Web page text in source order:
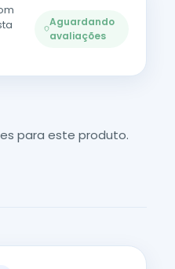
Aguardando
avaliações
para este produto.